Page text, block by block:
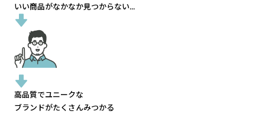
いい商品がなかなか見つからない...
高品質でユニークな
ブランドがたくさんみつかる